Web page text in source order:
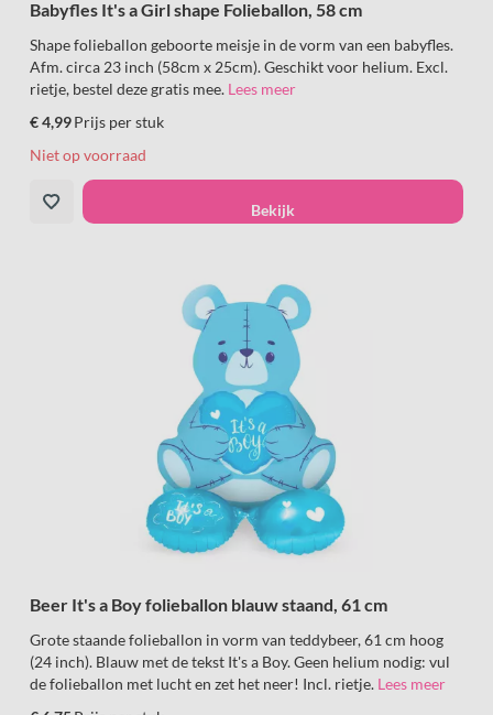
Babyfles It's a Girl shape Folieballon, 58 cm
Shape folieballon geboorte meisje in de vorm van een babyfles.
Afm. circa 23 inch (58cm x 25cm). Geschikt voor helium. Excl.
rietje, bestel deze gratis mee. Lees meer
€ 4,99Prijs per stuk
Niet op voorraad
Bekijk
Beer It's a Boy folieballon blauw staand, 61 cm
Grote staande folieballon in vorm van teddybeer, 61 cm hoog
(24 inch). Blauw met de tekst It's a Boy. Geen helium nodig: vul
de folieballon met lucht en zet het neer! Incl. rietje. Lees meer